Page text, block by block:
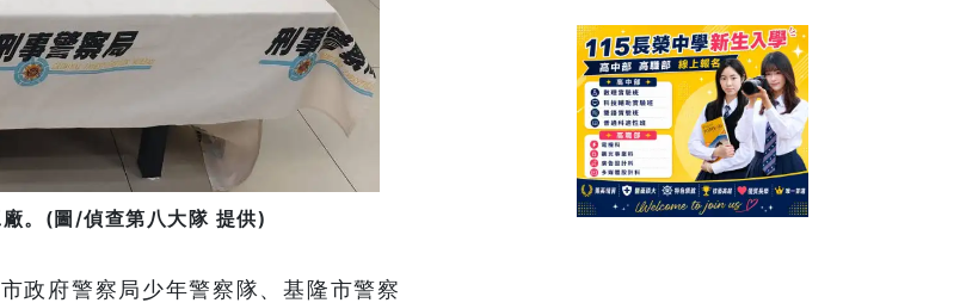
。(圖/偵查第八大隊 提供)
政府警察局少年警察隊、基隆市警察